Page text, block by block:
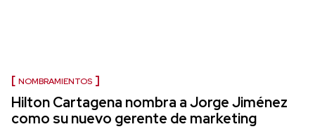
NOMBRAMIENTOS
Hilton Cartagena nombra a Jorge Jiménez
como su nuevo gerente de marketing